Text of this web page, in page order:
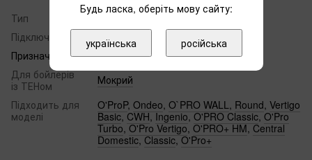
Тип
Магнієвий анод
Підключення
різьба М6
Призначення
Магнієвий анод
Для бойлерів
із ТЕНом
Мокрий
Підходить для
моделі
O'ProP, Ondeo, O`PRO WALL , Round, Vertigo
Basic, CWH, Ingenio, O'PRO Classic, O'Pro
Turbo, O'Pro Vertigo, O'PRO+ HM, Central
Domestic, Classic, O'Pro+
Будь ласка, оберіть мову сайту:
українська російська